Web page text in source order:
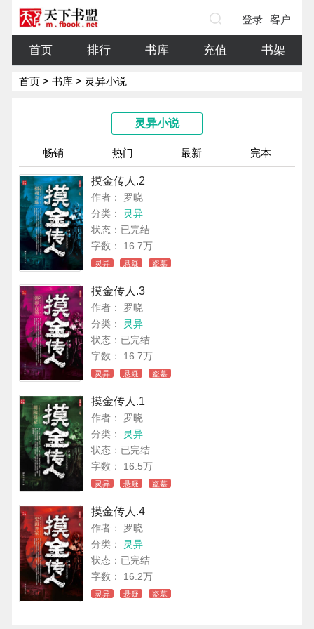
登录 客户
端
首页 排行 书库 充值 书架
首页 > 书库 > 灵异小说
灵异小说
畅销 热门 最新 完本
摸金传人.2
作者： 罗晓
分类：
灵异
状态：已完结
字数： 16.7万
灵异 悬疑 盗墓
摸金传人.3
作者： 罗晓
分类：
灵异
状态：已完结
字数： 16.7万
灵异 悬疑 盗墓
摸金传人.1
作者： 罗晓
分类：
灵异
状态：已完结
字数： 16.5万
灵异 悬疑 盗墓
摸金传人.4
作者： 罗晓
分类：
灵异
状态：已完结
字数： 16.2万
灵异 悬疑 盗墓